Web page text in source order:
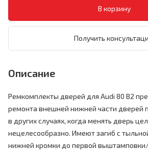
Получить
Описание
Ремкомплекты дверей для Audi 80 B2
ремонта внешней нижней части дверей
в других случаях, когда менять дверь
нецелесообразно. Имеют загиб с
нижней кромки до первой